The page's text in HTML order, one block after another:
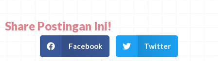
Share Postingan Ini!
Facebook Twitter